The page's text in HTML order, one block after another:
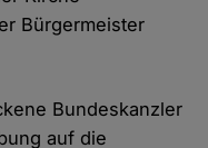
Bürgermeister
Bundeskanzler
auf die